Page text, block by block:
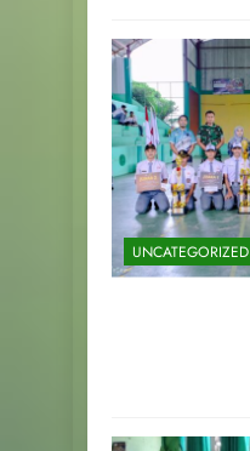
UNCATEGORIZED